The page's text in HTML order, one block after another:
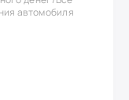
автомобиля